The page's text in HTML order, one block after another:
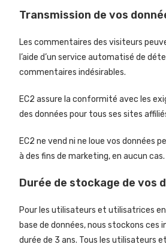
Transmission de vos
Les commentaires des visiteurs
l’aide d’un service automatisé de
commentaires indésirables.
EC2 assure la conformité avec les
des données pour tous ses sites
EC2 ne vend ni ne loue vos données
à des fins de marketing, en aucun cas.
Durée de stockage de vos
Pour les utilisateurs et utilisatrices
base de données, nous stockons ces
durée de 3 ans. Tous les utilisateurs